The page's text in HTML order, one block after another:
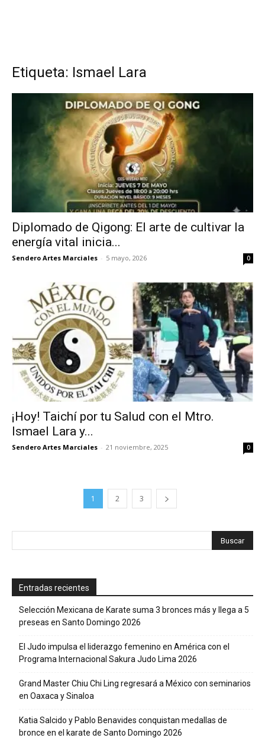
Etiqueta: Ismael Lara
Diplomado de Qigong: El arte de cultivar la
energía vital inicia...
Sendero Artes Marciales - 5 mayo, 2026 0
¡Hoy! Taichí por tu Salud con el Mtro.
Ismael Lara y...
Sendero Artes Marciales - 21 noviembre, 2025 0
1 2 3
Entradas recientes
Selección Mexicana de Karate suma 3 bronces más y llega a 5
preseas en Santo Domingo 2026
El Judo impulsa el liderazgo femenino en América con el
Programa Internacional Sakura Judo Lima 2026
Grand Master Chiu Chi Ling regresará a México con seminarios
en Oaxaca y Sinaloa
Katia Salcido y Pablo Benavides conquistan medallas de
bronce en el karate de Santo Domingo 2026